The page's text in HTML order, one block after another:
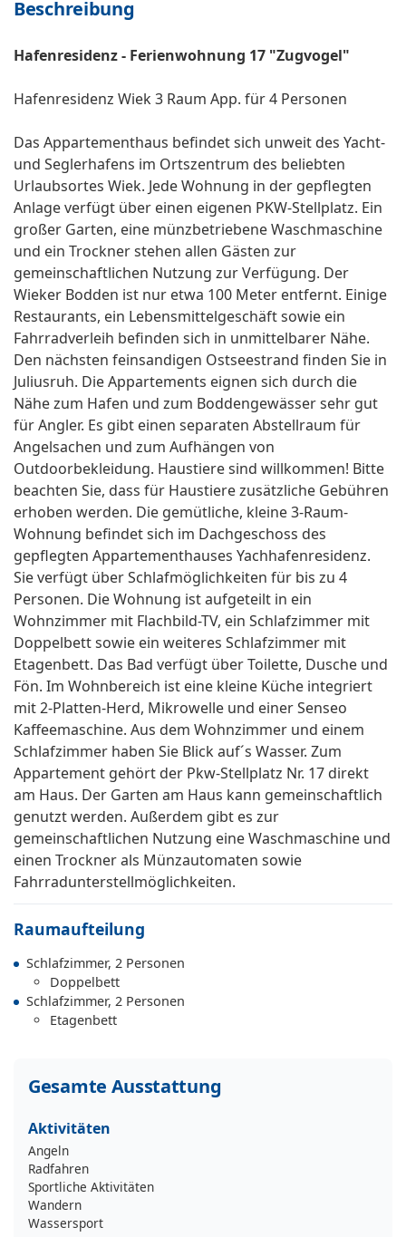
Beschreibung
Hafenresidenz - Ferienwohnung 17 "Zugvogel"
Hafenresidenz Wiek 3 Raum App. für 4 Personen
Das Appartementhaus befindet sich unweit des Yacht-
und Seglerhafens im Ortszentrum des beliebten
Urlaubsortes Wiek. Jede Wohnung in der gepflegten
Anlage verfügt über einen eigenen PKW-Stellplatz. Ein
großer Garten, eine münzbetriebene Waschmaschine
und ein Trockner stehen allen Gästen zur
gemeinschaftlichen Nutzung zur Verfügung. Der
Wieker Bodden ist nur etwa 100 Meter entfernt. Einige
Restaurants, ein Lebensmittelgeschäft sowie ein
Fahrradverleih befinden sich in unmittelbarer Nähe.
Den nächsten feinsandigen Ostseestrand finden Sie in
Juliusruh. Die Appartements eignen sich durch die
Nähe zum Hafen und zum Boddengewässer sehr gut
für Angler. Es gibt einen separaten Abstellraum für
Angelsachen und zum Aufhängen von
Outdoorbekleidung. Haustiere sind willkommen! Bitte
beachten Sie, dass für Haustiere zusätzliche Gebühren
erhoben werden. Die gemütliche, kleine 3-Raum-
Wohnung befindet sich im Dachgeschoss des
gepflegten Appartementhauses Yachhafenresidenz.
Sie verfügt über Schlafmöglichkeiten für bis zu 4
Personen. Die Wohnung ist aufgeteilt in ein
Wohnzimmer mit Flachbild-TV, ein Schlafzimmer mit
Doppelbett sowie ein weiteres Schlafzimmer mit
Etagenbett. Das Bad verfügt über Toilette, Dusche und
Fön. Im Wohnbereich ist eine kleine Küche integriert
mit 2-Platten-Herd, Mikrowelle und einer Senseo
Kaffeemaschine. Aus dem Wohnzimmer und einem
Schlafzimmer haben Sie Blick auf´s Wasser. Zum
Appartement gehört der Pkw-Stellplatz Nr. 17 direkt
am Haus. Der Garten am Haus kann gemeinschaftlich
genutzt werden. Außerdem gibt es zur
gemeinschaftlichen Nutzung eine Waschmaschine und
einen Trockner als Münzautomaten sowie
Fahrradunterstellmöglichkeiten.
Raumaufteilung
Schlafzimmer, 2 Personen
Doppelbett
Schlafzimmer, 2 Personen
Etagenbett
Gesamte Ausstattung
Aktivitäten
Angeln
Radfahren
Sportliche Aktivitäten
Wandern
Wassersport